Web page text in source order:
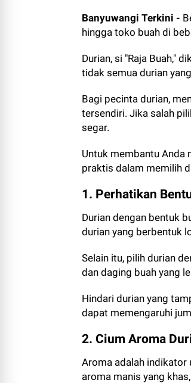
Banyuwangi Terkini -
hingga toko buah di
Durian, si "Raja Buah,"
tidak semua durian
Bagi pecinta durian,
tersendiri. Jika salah
segar.
Untuk membantu Anda
praktis dalam memilih
1. Perhatikan
Durian dengan bentuk
durian yang berbentuk
Selain itu, pilih durian
dan daging buah yang
Hindari durian yang
dapat memengaruhi
2. Cium Aroma
Aroma adalah indikator
aroma manis yang